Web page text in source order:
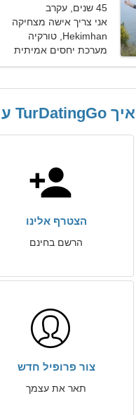
45 שנים, עקרב
אני צריך אישה מצחיקה
Hekimhan, טורקיה
מערכת יחסים אמיתית
איך TurDatingGo עובד
הצטרף אלינו
הרשם בחינם
צור פרופיל חדש
תאר את עצמך